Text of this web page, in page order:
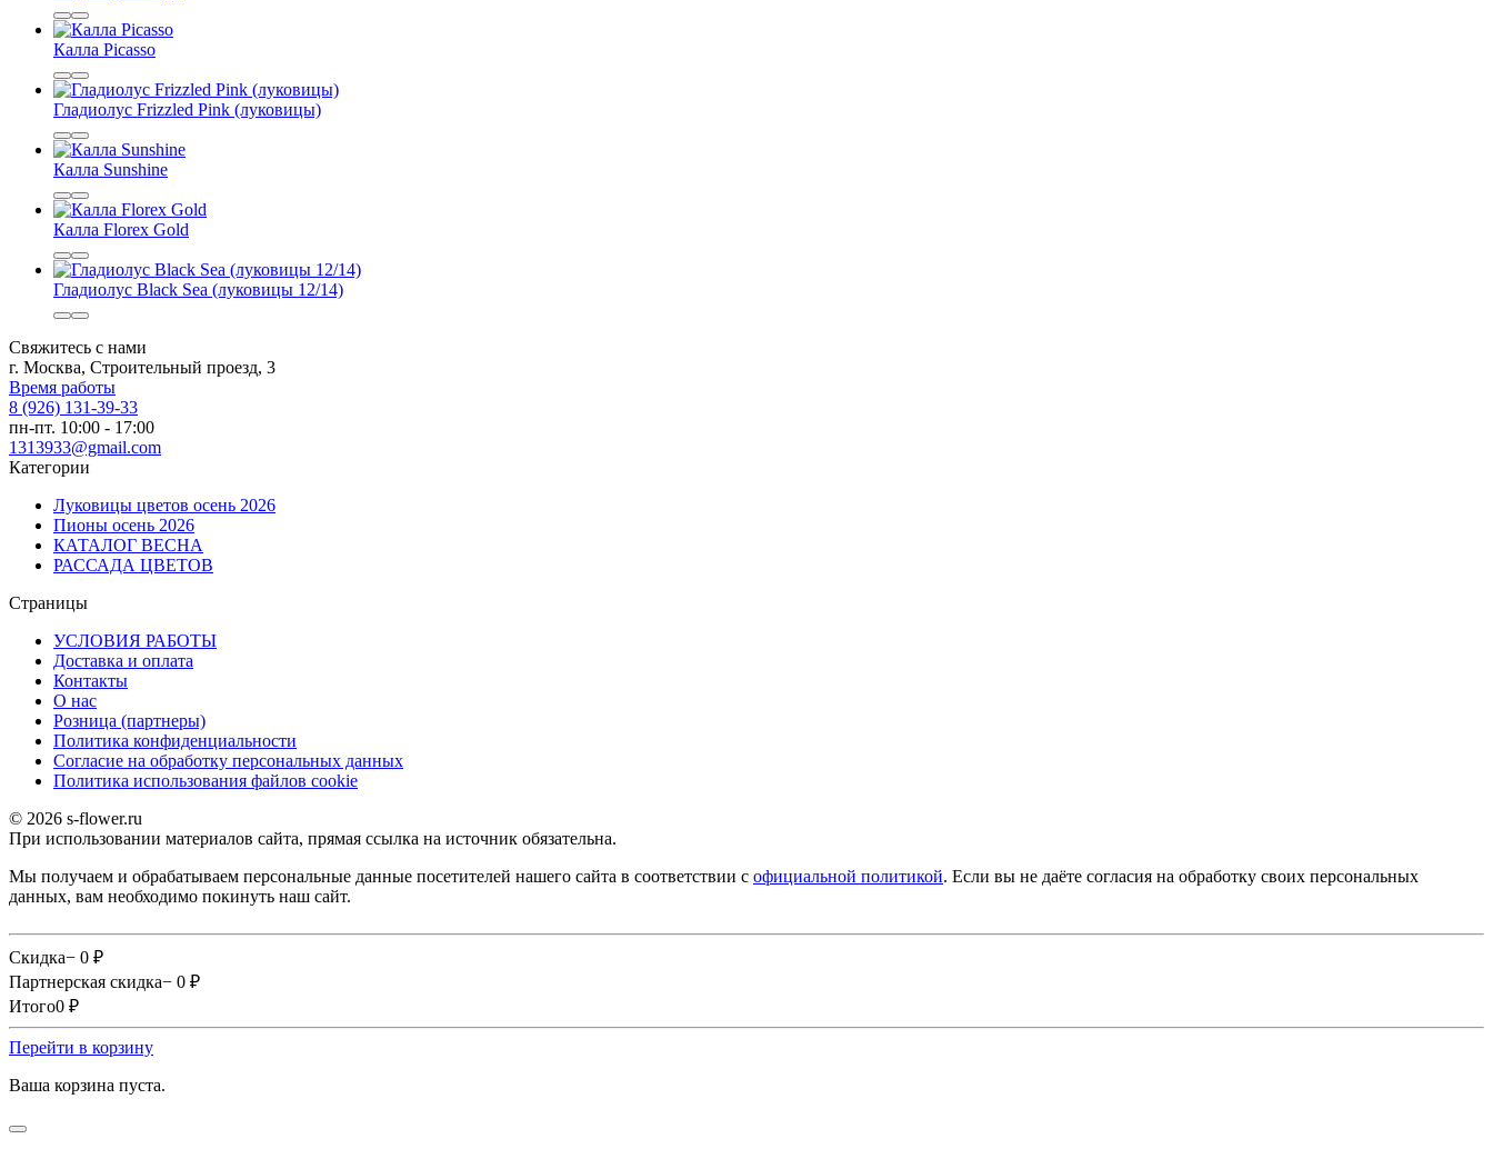
Калла Picasso
Гладиолус Frizzled Pink (луковицы)
Калла Sunshine
Калла Florex Gold
Гладиолус Black Sea (луковицы 12/14)
Свяжитесь с нами
г. Москва, Строительный проезд, 3
Время работы
8 (926) 131-39-33
пн-пт. 10:00 - 17:00
1313933@gmail.com
Категории
Луковицы цветов осень 2026
Пионы осень 2026
КАТАЛОГ ВЕСНА
РАССАДА ЦВЕТОВ
Страницы
УСЛОВИЯ РАБОТЫ
Доставка и оплата
Контакты
О наc
Розница (партнеры)
Политика конфиденциальности
Согласие на обработку персональных данных
Политика использования файлов сookie
© 2026 s-flower.ru
При использовании материалов сайта, прямая ссылка на источник обязательна.
Мы получаем и обрабатываем персональные данные посетителей нашего сайта в соответствии с официальной политикой. Если вы не даёте согласия на обработку своих персональных
данных, вам необходимо покинуть наш сайт.
Скидка− 0 ₽
Партнерская скидка− 0 ₽
Итого0 ₽
Перейти в корзину
Ваша корзина пуста.